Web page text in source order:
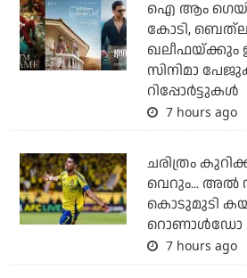
ഐ ആം
കോടി,
ഖലീഫയ്ക്കും
സിനിമാ
റിപ്പോര്‍ട്ടുകള്‍
7 hours ago
ചരിത്രം
വെറും... അല്‍
കൊടുമുടി
റൊണാള്‍ഡോ
7 hours ago